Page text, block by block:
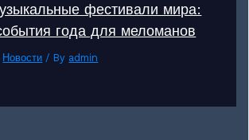
фестивали мира:
года для меломанов
Новости / By admin